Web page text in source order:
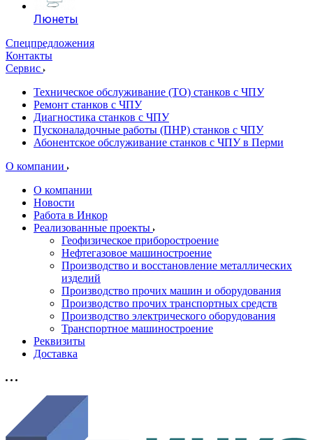
Люнеты
Спецпредложения
Контакты
Сервис
Техническое обслуживание (ТО) станков с ЧПУ
Ремонт станков с ЧПУ
Диагностика станков с ЧПУ
Пусконаладочные работы (ПНР) станков с ЧПУ
Абонентское обслуживание станков с ЧПУ в Перми
О компании
О компании
Новости
Работа в Инкор
Реализованные проекты
Геофизическое приборостроение
Нефтегазовое машиностроение
Производство и восстановление металлических
изделий
Производство прочих машин и оборудования
Производство прочих транспортных средств
Производство электрического оборудования
Транспортное машиностроение
Реквизиты
Доставка